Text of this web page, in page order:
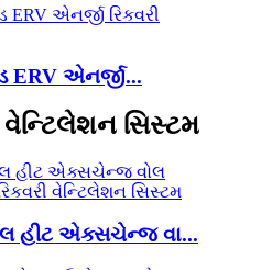
ERV એનર્જી...
વેન્ટિલેશન સિસ્ટમ
હીટ એક્સચેન્જ વા...